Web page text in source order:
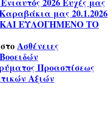
μας 20.1.2026
ΕΥΛΟΓΗΜΕΝΟ ΤΟ
στοΑσθένειες
Προασπίσεως
Αξιών